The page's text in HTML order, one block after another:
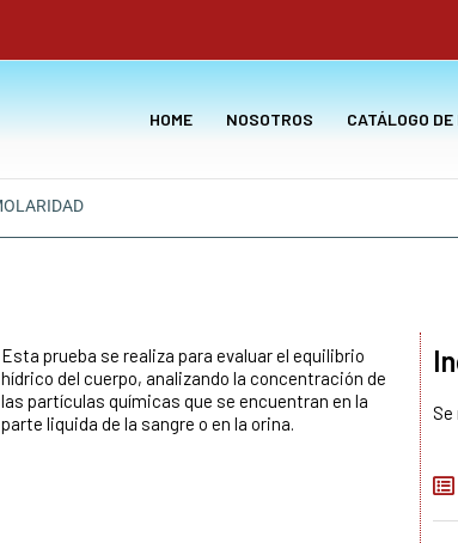
HOME NOSOTROS CATÁLOGO
Esta prueba se realiza para evaluar el equilibrio
hídrico del cuerpo, analizando la concentración de
las partículas químicas que se encuentran en la
parte liquida de la sangre o en la orina.